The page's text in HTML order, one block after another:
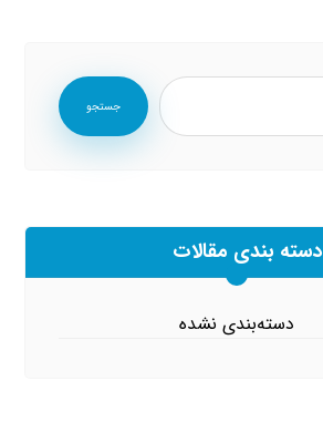
جستجو
دسته بندی مقالات
دسته‌بندی نشده